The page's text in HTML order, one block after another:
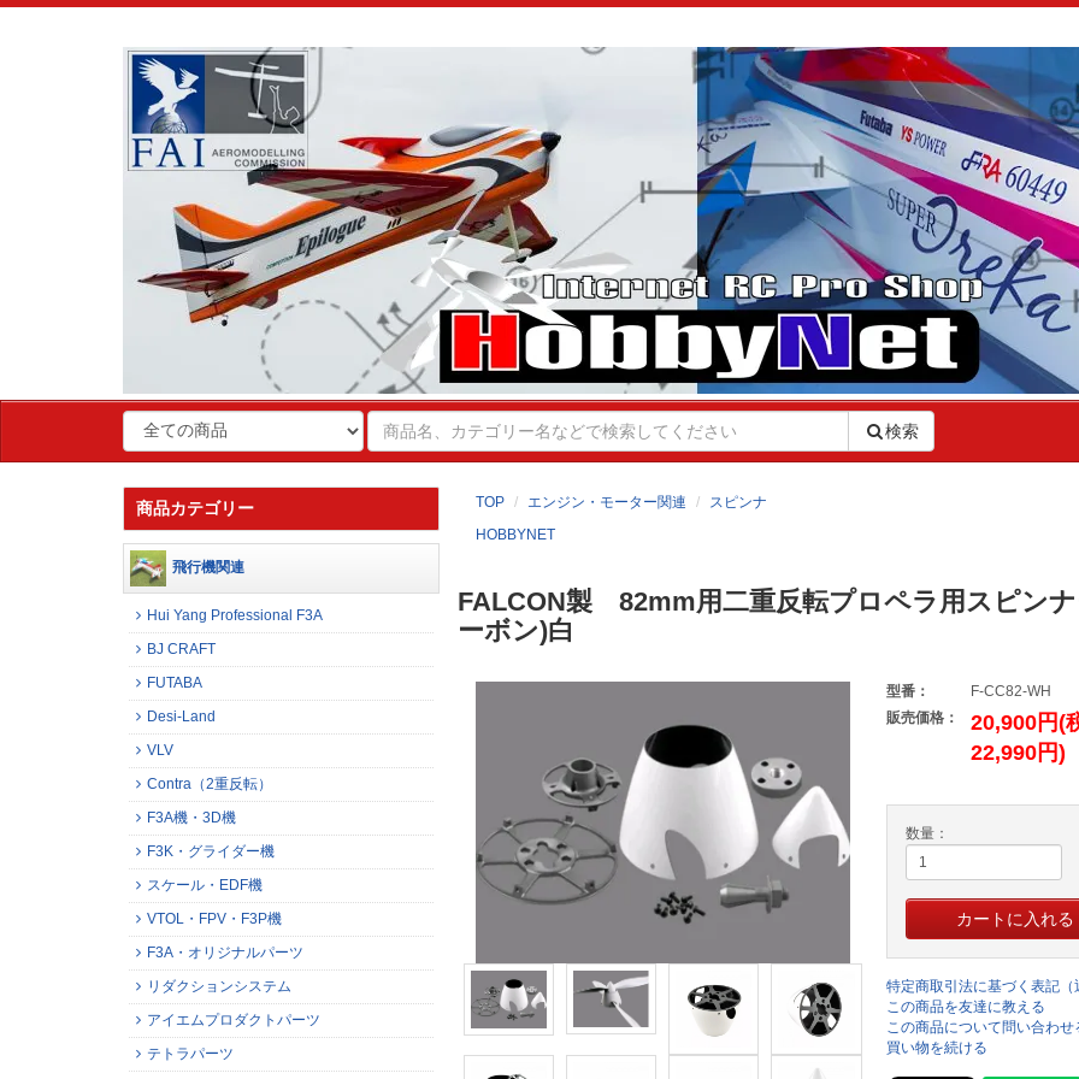
検索
TOP エンジン・モーター関連
スピンナ
HOBBYNET
FALCON製 82mm用二重反転プロペラ用スピン
ーボン)白
型番：
F-CC82-WH
販売価格：
20,900円(
22,990円)
数量：
特定商取引法に基づく表記（
この商品を友達に教える
この商品について問い合わせ
買い物を続ける
商品カテゴリー
飛行機関連
Hui Yang Professional F3A
BJ CRAFT
FUTABA
Desi-Land
VLV
Contra（2重反転）
F3A機・3D機
F3K・グライダー機
スケール・EDF機
VTOL・FPV・F3P機
F3A・オリジナルパーツ
リダクションシステム
アイエムプロダクトパーツ
テトラパーツ